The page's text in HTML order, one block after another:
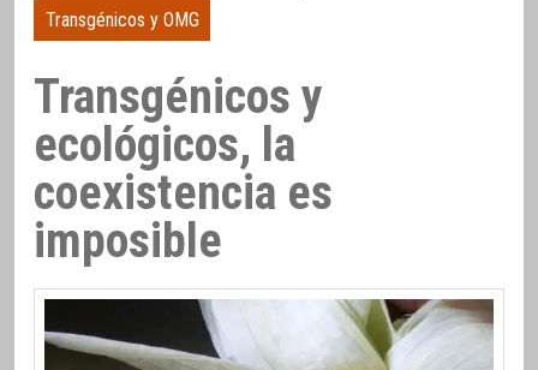
Transgénicos y OMG
Transgénicos y
ecológicos, la
coexistencia es
imposible